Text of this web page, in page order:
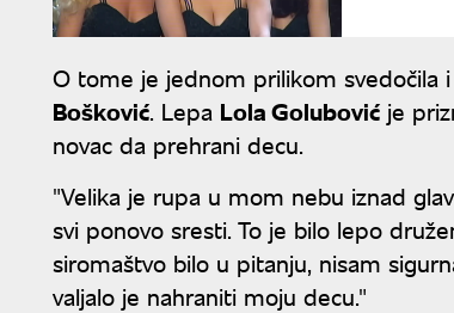
O tome je jednom prilikom svedočila i
Bošković. Lepa Lola Golubović je
novac da prehrani decu.
"Velika je rupa u mom nebu iznad
svi ponovo sresti. To je bilo lepo
siromaštvo bilo u pitanju, nisam
valjalo je nahraniti moju decu."